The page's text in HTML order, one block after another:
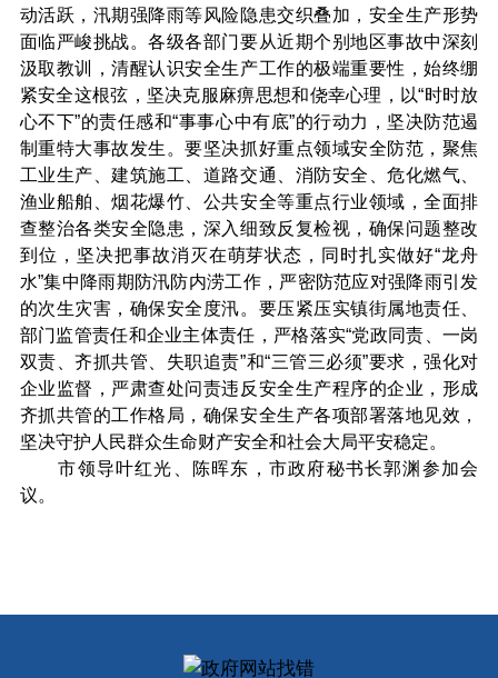
动活跃，汛期强降雨等风险隐患交织叠加，安全生产形势
面临严峻挑战。各级各部门要从近期个别地区事故中深刻
汲取教训，清醒认识安全生产工作的极端重要性，始终绷
紧安全这根弦，坚决克服麻痹思想和侥幸心理，以“时时放
心不下”的责任感和“事事心中有底”的行动力，坚决防范遏
制重特大事故发生。要坚决抓好重点领域安全防范，聚焦
工业生产、建筑施工、道路交通、消防安全、危化燃气、
渔业船舶、烟花爆竹、公共安全等重点行业领域，全面排
查整治各类安全隐患，深入细致反复检视，确保问题整改
到位，坚决把事故消灭在萌芽状态，同时扎实做好“龙舟
水”集中降雨期防汛防内涝工作，严密防范应对强降雨引发
的次生灾害，确保安全度汛。要压紧压实镇街属地责任、
部门监管责任和企业主体责任，严格落实“党政同责、一岗
双责、齐抓共管、失职追责”和“三管三必须”要求，强化对
企业监督，严肃查处问责违反安全生产程序的企业，形成
齐抓共管的工作格局，确保安全生产各项部署落地见效，
坚决守护人民群众生命财产安全和社会大局平安稳定。
市领导叶红光、陈晖东，市政府秘书长郭渊参加会
议。